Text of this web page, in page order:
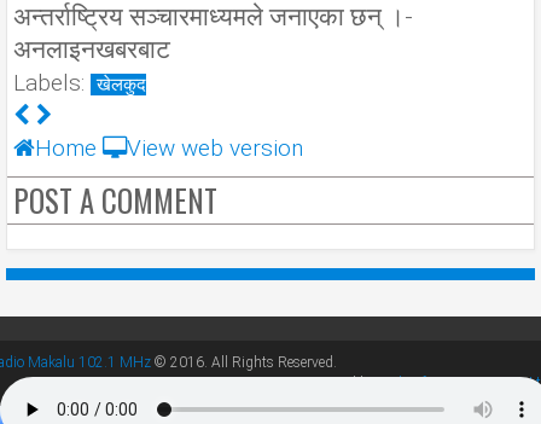
अन्तर्राष्ट्रिय सञ्चारमाध्यमले जनाएका छन् ।-
अनलाइनखबरबाट
Labels: खेलकुद
Home View web version
POST A COMMENT
Makalu 102.1 MHz © 2016. All Rights Reserved.
Websoft University Pvt.